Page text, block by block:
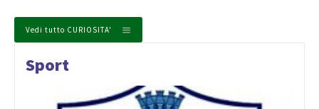
Vedi tutto CURIOSITA'
Sport